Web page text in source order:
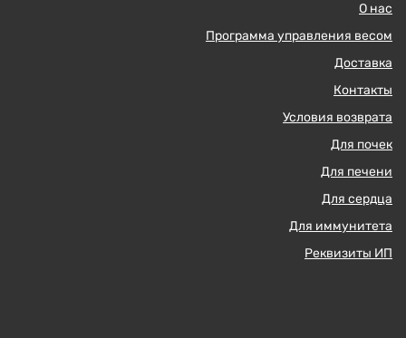
О нас
Программа управления весом
Доставка
Контакты
Условия возврата
Для почек
Для печени
Для сердца
Для иммунитета
Реквизиты ИП